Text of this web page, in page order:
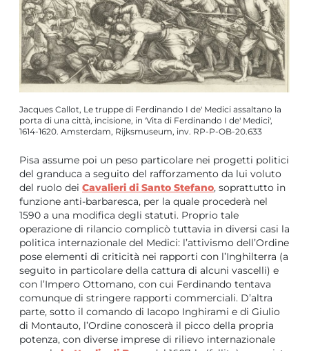
Jacques Callot, Le truppe di Ferdinando I de' Medici assaltano la
porta di una città, incisione, in 'Vita di Ferdinando I de' Medici',
1614-1620. Amsterdam, Rijksmuseum, inv. RP-P-OB-20.633
Pisa assume poi un peso particolare nei progetti politici
del granduca a seguito del rafforzamento da lui voluto
del ruolo dei Cavalieri di Santo Stefano, soprattutto in
funzione anti-barbaresca, per la quale procederà nel
1590 a una modifica degli statuti. Proprio tale
operazione di rilancio complicò tuttavia in diversi casi la
politica internazionale del Medici: l’attivismo dell’Ordine
pose elementi di criticità nei rapporti con l’Inghilterra (a
seguito in particolare della cattura di alcuni vascelli) e
con l’Impero Ottomano, con cui Ferdinando tentava
comunque di stringere rapporti commerciali. D’altra
parte, sotto il comando di Iacopo Inghirami e di Giulio
di Montauto, l’Ordine conoscerà il picco della propria
potenza, con diverse imprese di rilievo internazionale